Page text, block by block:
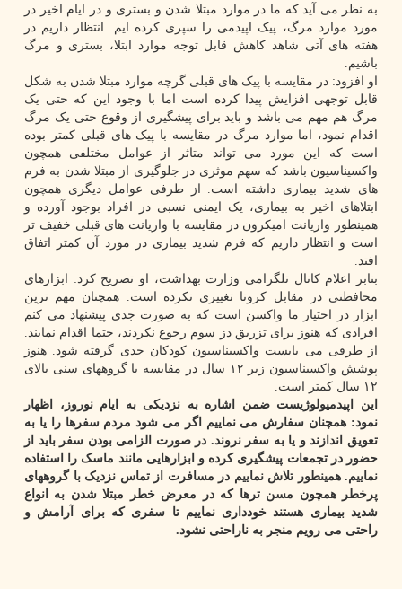
به نظر می آید که ما در موارد مبتلا شدن و بستری و در ایام اخیر در
مورد موارد مرگ، پیک اپیدمی را سپری کرده ایم. انتظار داریم در
هفته های آتی شاهد کاهش قابل توجه موارد ابتلا، بستری و مرگ
باشیم.
او افزود: در مقایسه با پیک های قبلی گرچه موارد مبتلا شدن به شکل
قابل توجهی افزایش پیدا کرده است اما با وجود این که حتی یک
مرگ هم مهم می باشد و باید برای پیشگیری از وقوع حتی یک مرگ
اقدام نمود، اما موارد مرگ در مقایسه با پیک های قبلی کمتر بوده
است که این مورد می تواند متاثر از عوامل مختلفی همچون
واکسیناسیون باشد که سهم موثری در جلوگیری از مبتلا شدن به فرم
های شدید بیماری داشته است. از طرفی عوامل دیگری همچون
ابتلاهای اخیر به بیماری، یک ایمنی نسبی در افراد بوجود آورده و
همینطور واریانت امیکرون در مقایسه با واریانت های قبلی خفیف تر
است و انتظار داریم که فرم شدید بیماری در مورد آن کمتر اتفاق
افتد.
بنابر اعلام کانال تلگرامی وزارت بهداشت، او تصریح کرد: ابزارهای
محافظتی در مقابل کرونا تغییری نکرده است. همچنان مهم ترین
ابزار در اختیار ما واکسن است که به صورت جدی پیشنهاد می کنم
افرادی که هنوز برای تزریق دز سوم رجوع نکردند، حتما اقدام نمایند.
از طرفی می بایست واکسیناسیون کودکان جدی گرفته شود. هنوز
پوشش واکسیناسیون زیر ۱۲ سال در مقایسه با گروههای سنی بالای
۱۲ سال کمتر است.
این اپیدمیولوژیست ضمن اشاره به نزدیکی به ایام نوروز، اظهار
نمود: همچنان سفارش می نماییم اگر می شود مردم سفرها را یا به
تعویق اندازند و یا به سفر نروند. در صورت الزامی بودن سفر باید از
حضور در تجمعات پیشگیری کرده و ابزارهایی مانند ماسک را استفاده
نماییم. همینطور تلاش نماییم در مسافرت از تماس نزدیک با گروههای
پرخطر همچون مسن ترها که در معرض خطر مبتلا شدن به انواع
شدید بیماری هستند خودداری نماییم تا سفری که برای آرامش و
راحتی می رویم منجر به ناراحتی نشود.